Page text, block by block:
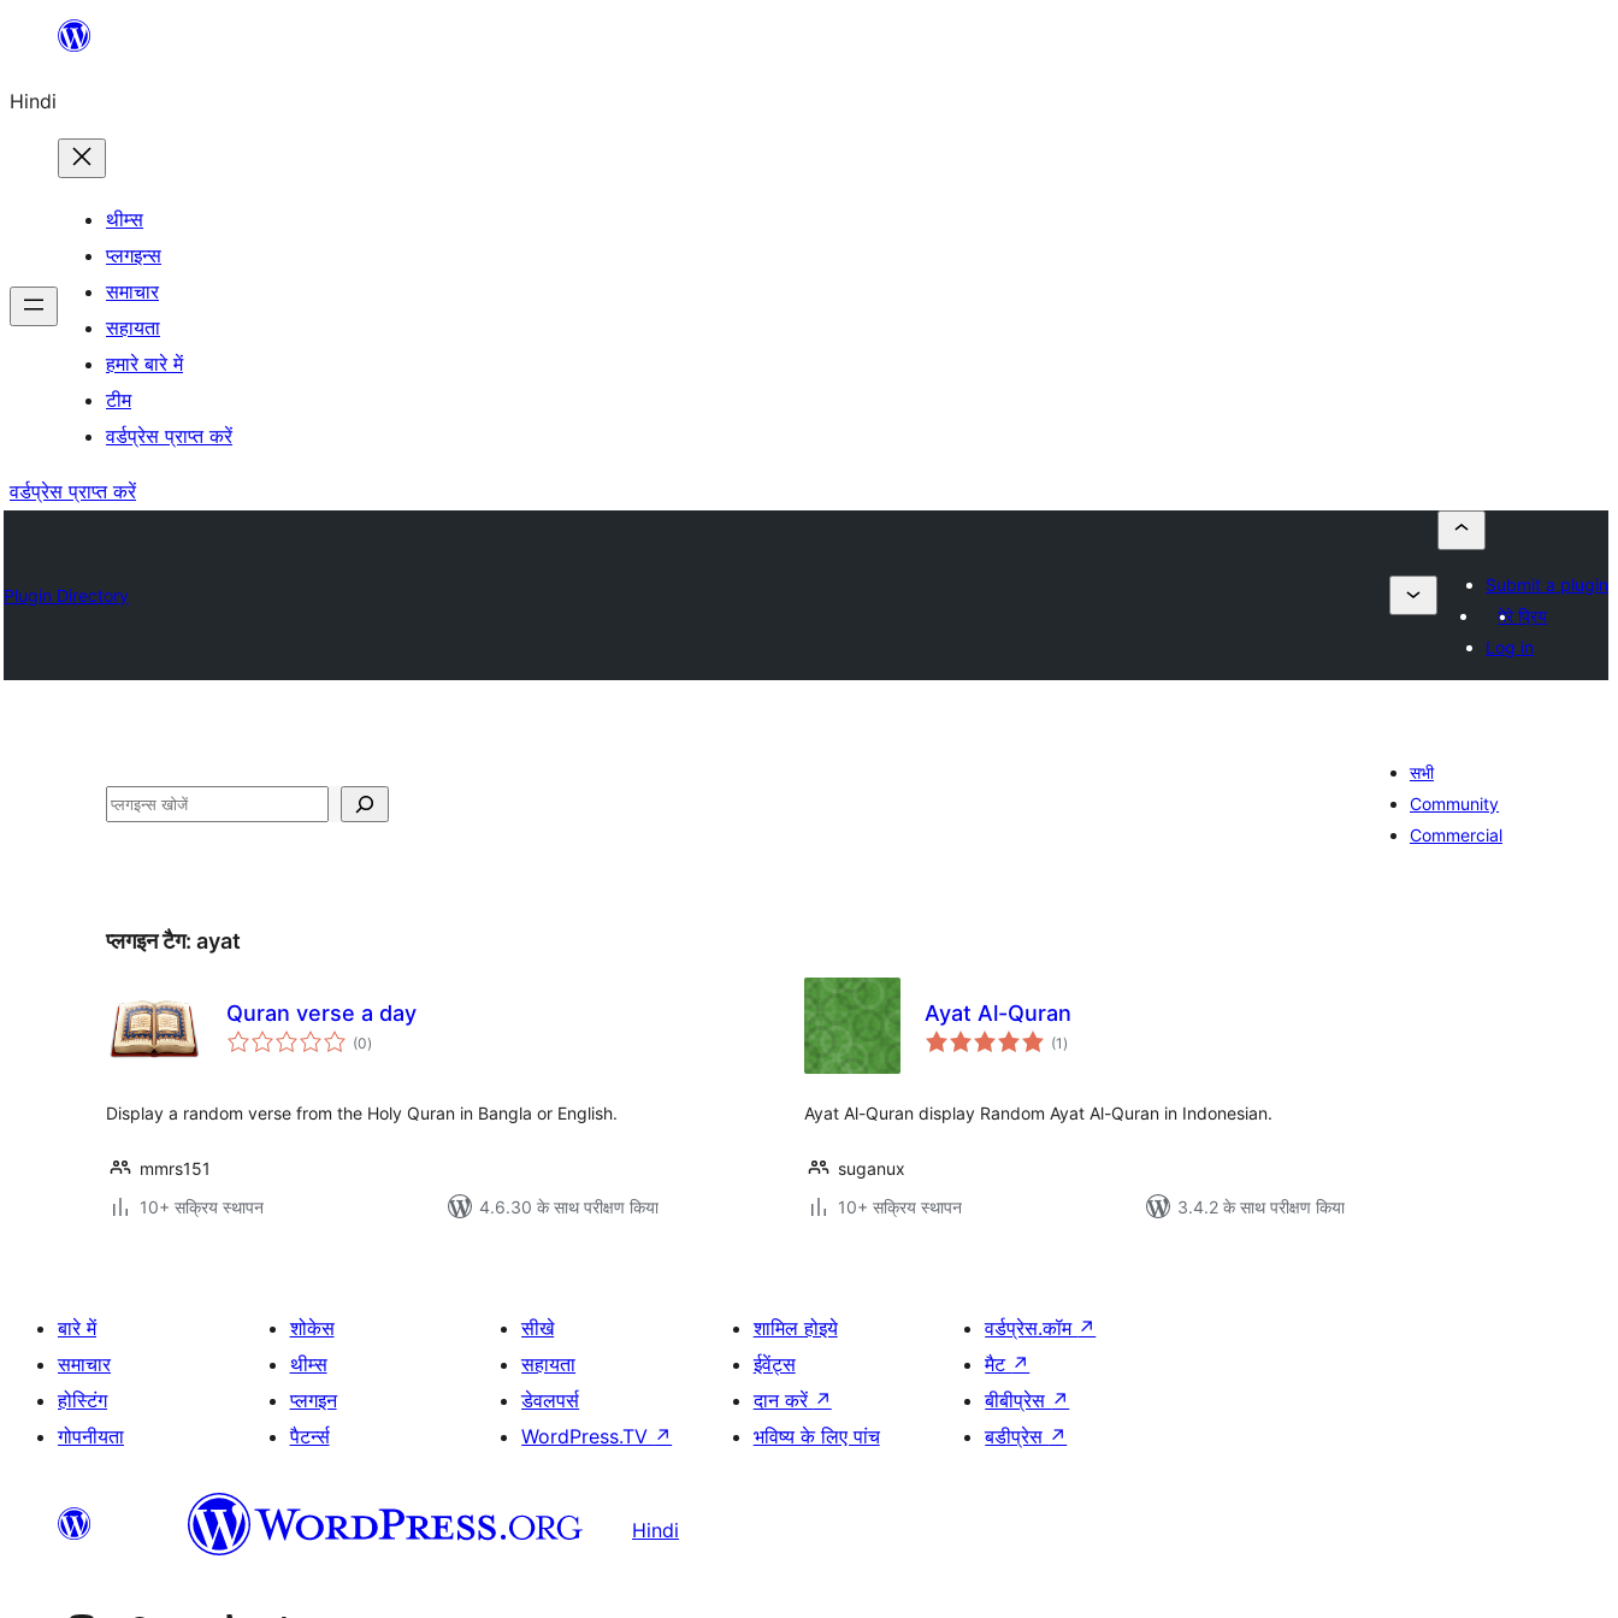
सामग्री
जाएं
Hindi
थीम्स
प्लगइन्स
समाचार
सहायता
हमारे बारे में
टीम
वर्डप्रेस प्राप्त करें
वर्डप्रेस प्राप्त करें
Plugin Directory
Submit a plugin
मेरे प्रिय
Log in
खोजें
सभी
Community
Commercial
प्लगइन टैग: ayat
Quran verse a day
(0कुल
दर)
Display a random verse from the Holy Quran in Bangla or English.
mmrs151
10+ सक्रिय स्थापन
4.6.30 के साथ परीक्षण किया
Ayat Al-Quran
(1 कुल
दर)
Ayat Al-Quran display Random Ayat Al-Quran in Indonesian.
suganux
10+ सक्रिय स्थापन
3.4.2 के साथ परीक्षण किया
बारे में
समाचार
होस्टिंग
गोपनीयता
शोकेस
थीम्स
प्लगइन
पैटर्न्स
सीखे
सहायता
डेवलपर्स
WordPress.TV ↗
शामिल होइये
ईवेंट्स
दान करें ↗
भविष्य के लिए पांच
वर्डप्रेस.कॉम ↗
मैट ↗
बीबीप्रेस ↗
बडीप्रेस ↗
Hindi